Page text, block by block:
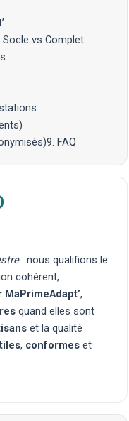
Socle vs Complet
9. FAQ
: nous qualifions le
cohérent,
MaPrimeAdapt’,
quand elles sont
et la qualité
, conformes et